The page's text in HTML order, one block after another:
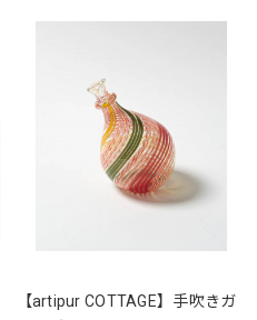
【artipur COTTAGE】手吹きガ